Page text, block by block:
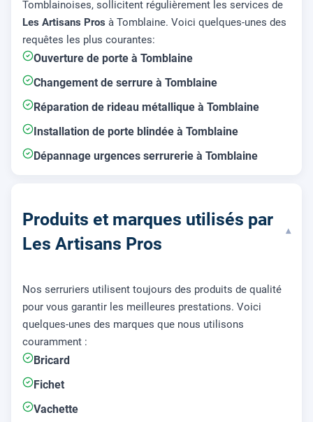
Tomblainoises, sollicitent régulièrement les services de
Les Artisans Pros à Tomblaine. Voici quelques-unes des
requêtes les plus courantes:
Ouverture de porte à Tomblaine
Changement de serrure à Tomblaine
Réparation de rideau métallique à Tomblaine
Installation de porte blindée à Tomblaine
Dépannage urgences serrurerie à Tomblaine
Produits et marques utilisés par
Les Artisans Pros
▾
Nos serruriers utilisent toujours des produits de qualité
pour vous garantir les meilleures prestations. Voici
quelques-unes des marques que nous utilisons
couramment :
Bricard
Fichet
Vachette